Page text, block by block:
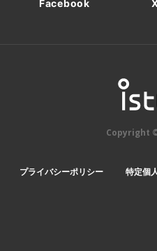
Facebook
Copyright
プライバシーポリシー 特定個